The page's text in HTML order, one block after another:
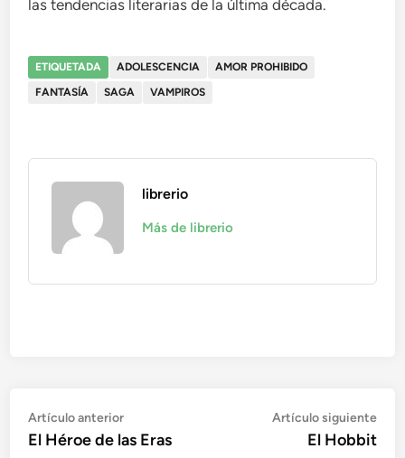
las tendencias literarias de la última década.
ETIQUETADA ADOLESCENCIA
AMOR PROHIBIDO
FANTASÍA
SAGA VAMPIROS
librerio
Más de librerio
Navegación
de
Artículo anteriorArtículo
anterior:
El Héroe de las Eras
Artículo siguiente
El Hobbit